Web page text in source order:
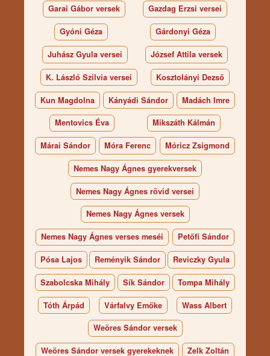
Garai Gábor versek Gazdag Erzsi versei
Gyóni Géza Gárdonyi Géza
Juhász Gyula versei József Attila versek
K. László Szilvia versei Kosztolányi Dezső
Kun Magdolna Kányádi Sándor Madách Imre
Mentovics Éva Mikszáth Kálmán
Márai Sándor Móra Ferenc Móricz Zsigmond
Nemes Nagy Ágnes gyerekversek
Nemes Nagy Ágnes rövid versei
Nemes Nagy Ágnes versek
Nemes Nagy Ágnes verses meséi Petőfi Sándor
Pósa Lajos Reményik Sándor Reviczky Gyula
Szabolcska Mihály Sík Sándor Tompa Mihály
Tóth Árpád Várfalvy Emőke Wass Albert
Weöres Sándor versek
Weöres Sándor versek gyerekeknek Zelk Zoltán